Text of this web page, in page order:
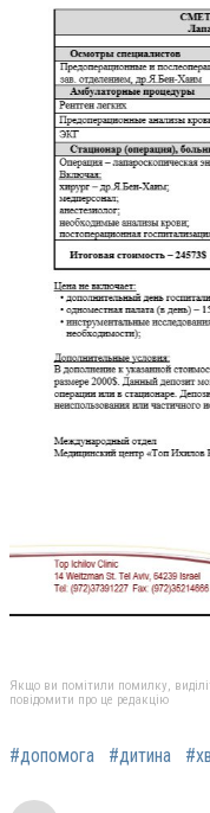
Якщо ви помітили помилку,
повідомити про це редакцію
#допомога #дитина